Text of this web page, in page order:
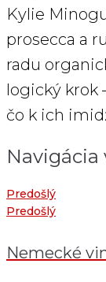
Kylie
prosecca a
radu
logický krok
čo k ich
Navigácia
Predošlý
Predošlý
Nemecké